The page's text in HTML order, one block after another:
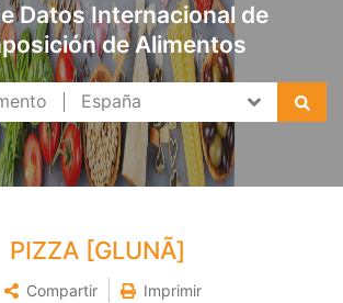
Datos Internacional de
de Alimentos
PIZZA [GLUNÃ]
Compartir Imprimir